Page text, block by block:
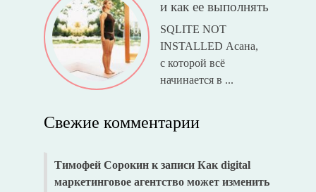
и как ее выполнять
SQLITE NOT
INSTALLED Асана,
с которой всё
начинается в ...
Свежие комментарии
Тимофей Сорокинк записи Как digital
маркетинговое агентство может изменить